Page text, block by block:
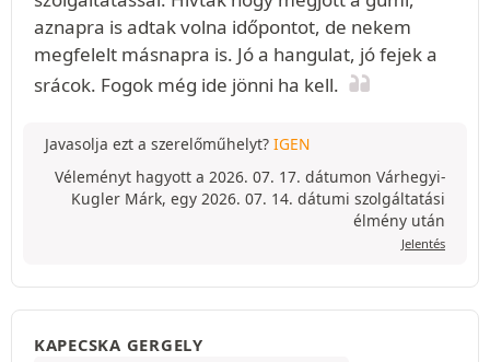
aznapra is adtak volna időpontot, de nekem
megfelelt másnapra is. Jó a hangulat, jó fejek a
srácok. Fogok még ide jönni ha kell.
Javasolja ezt a szerelőműhelyt? IGEN
Véleményt hagyott a 2026. 07. 17. dátumon Várhegyi-
Kugler Márk, egy 2026. 07. 14. dátumi szolgáltatási
élmény után
Jelentés
KAPECSKA GERGELY